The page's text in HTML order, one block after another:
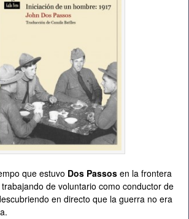
que estuvo Dos Passos en la frontera
de voluntario como conductor de
en directo que la guerra no era